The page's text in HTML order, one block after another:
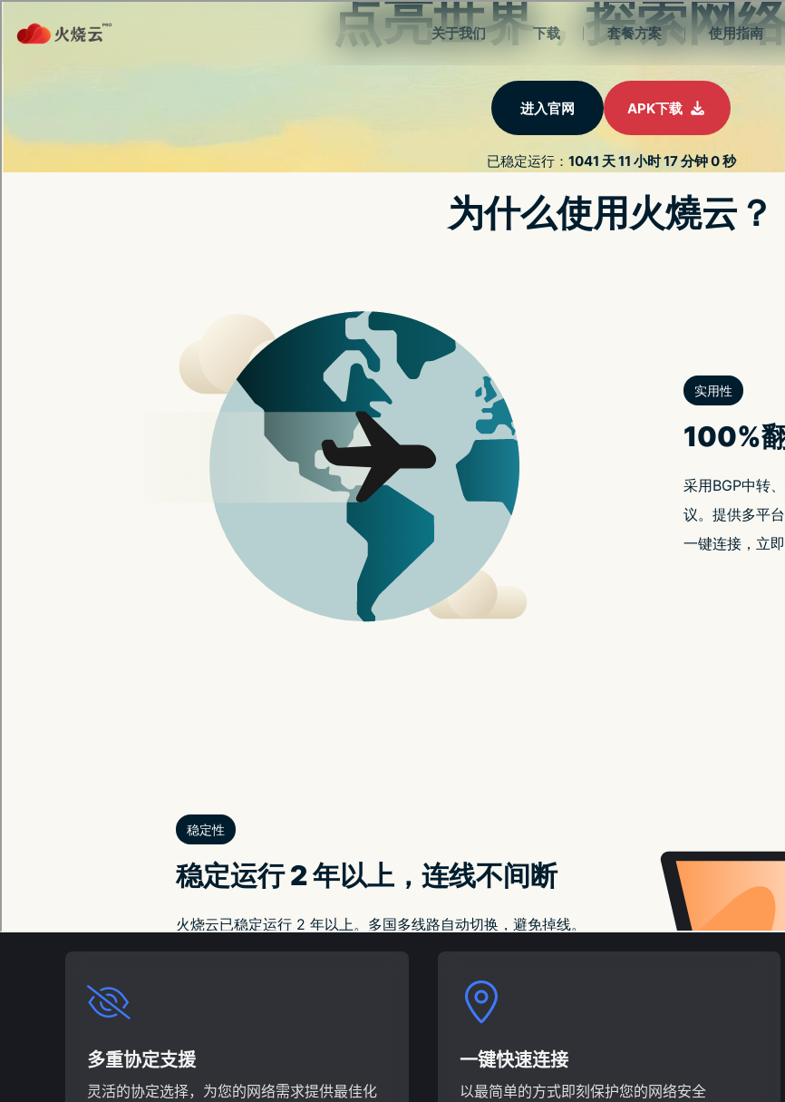
服务介绍 新闻动态 关于我们 常见问题
我们能为您带来什么
专注于安全与隐私，让您畅享无畏的数位生活
专用IP位址服务
获取专属IP，避免共享风险，提升线上安全性
多重协定支援
灵活的协定选择，为您的网络需求提供最佳化
一键快速连接
以最简单的方式即刻保护您的网络安全